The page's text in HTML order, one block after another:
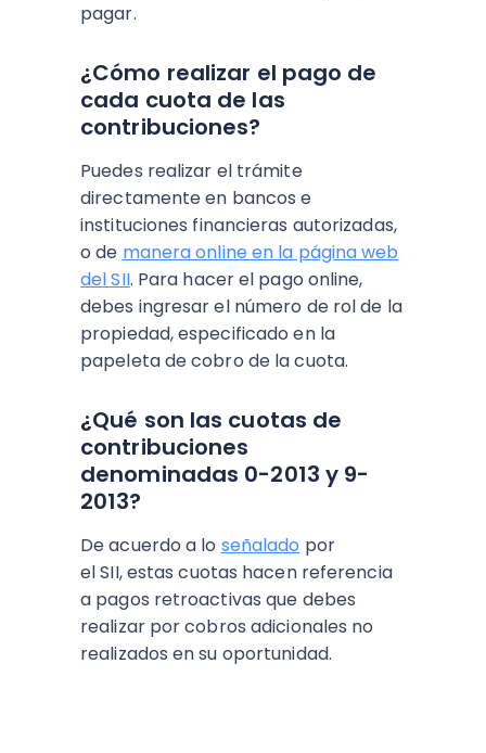
pagar.
¿Cómo realizar el pago de
cada cuota de las
contribuciones?
Puedes realizar el trámite
directamente en bancos e
instituciones financieras autorizadas,
o de manera online en la página web
del SII. Para hacer el pago online,
debes ingresar el número de rol de la
propiedad, especificado en la
papeleta de cobro de la cuota.
¿Qué son las cuotas de
contribuciones
denominadas 0-2013 y 9-
2013?
De acuerdo a lo señalado por
el SII, estas cuotas hacen referencia
a pagos retroactivas que debes
realizar por cobros adicionales no
realizados en su oportunidad.